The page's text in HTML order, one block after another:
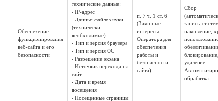
Обеспечение
функционирования
веб-сайта и его
безопасности
технические данные:
- IP-адрес
- Данные файлов куки
(технически
необходимые)
- Тип и версия браузера
- Тип и версия ОС
- Разрешение экрана
- Источник перехода на
сайт
- Дата и время
посещения
- Посещенные страницы
п. 7 ч. 1 ст. 6
(Законные
интересы
Оператора для
обеспечения
работы и
безопасности
сайта)
Сбор
запись,
накопление,
блокирование,
удаление.
обработка.